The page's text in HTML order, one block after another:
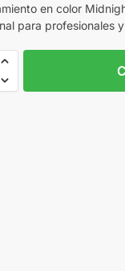
en color
para profesionales